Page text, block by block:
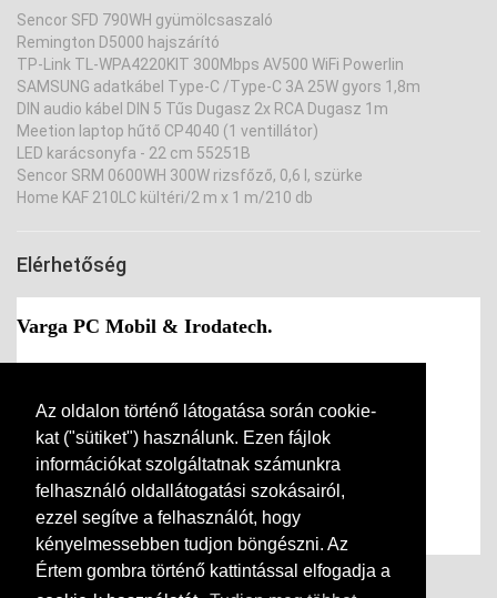
Az oldalon történő látogatása során cookie-
kat ("sütiket") használunk. Ezen fájlok
információkat szolgáltatnak számunkra
felhasználó oldallátogatási szokásairól,
ezzel segítve a felhasználót, hogy
kényelmessebben tudjon böngészni. Az
Értem gombra történő kattintással elfogadja a
Sencor SFD 790WH gyümölcsaszaló
Remington D5000 hajszárító
TP-Link TL-WPA4220KIT 300Mbps AV500 WiFi Powerlin
SAMSUNG adatkábel Type-C /Type-C 3A 25W gyors 1,8m
DIN audio kábel DIN 5 Tűs Dugasz 2x RCA Dugasz 1m
Meetion laptop hűtő CP4040 (1 ventillátor)
LED karácsonyfa - 22 cm 55251B
Sencor SRM 0600WH 300W rizsfőző, 0,6 l, szürke
Home KAF 210LC kültéri/2 m x 1 m/210 db
Elérhetőség
Varga PC Mobil & Irodatech.
Mobil: +36-30-181-2306
E-mail: info(kukac)vargapc.hu
Nyitvatartás:
Hétfő -Csütörtökig : 9:30-12:00, 14:00-17:00
Péntek - Vasárnap : Zárva